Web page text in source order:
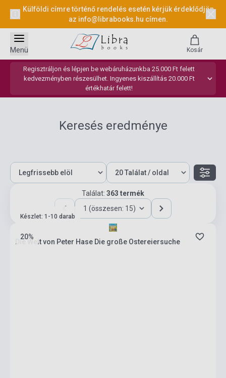
Külföldi címre történő rendelés esetén kérjük érdeklődjön
az info@librabooks.hu címen.
Regisztráljon és lépjen be webáruházunkba 25.000 Ft felett
kedvezményben részesülhet. Ingyenes kiszállítás 20.000 Ft
értékhatár felett!
Menü Kosár
Keresés eredménye
Találat: 363 termék
1 (összesen: 15)
20%
Készlet: 1-10 darab
Die Welt von Peter Hase Die große Ostereiersuche